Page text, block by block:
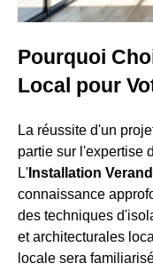
Pourquoi
Local pour
La réussite d'un
partie sur l'expertise
L' Installation
connaissance
des techniques
et architecturales
locale sera